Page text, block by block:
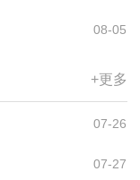
08-05
+更多
07-26
07-27